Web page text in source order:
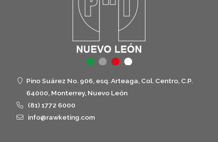
Pino Suárez No. 906, esq. Arteaga, Col. Centro, C.P.
64000, Monterrey, Nuevo León
(81) 1772 6000
info@rawketing.com